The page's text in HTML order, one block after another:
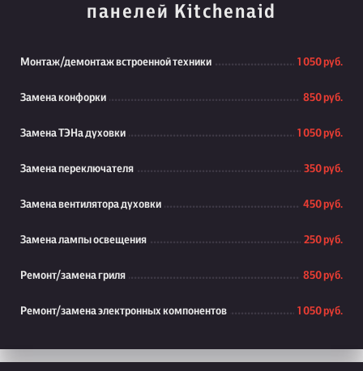
панелей Kitchenaid
Монтаж/демонтаж встроенной техники 1 050 руб.
Замена конфорки 850 руб.
Замена ТЭНа духовки 1 050 руб.
Замена переключателя 350 руб.
Замена вентилятора духовки 450 руб.
Замена лампы освещения 250 руб.
Ремонт/замена гриля 850 руб.
Ремонт/замена электронных компонентов 1 050 руб.